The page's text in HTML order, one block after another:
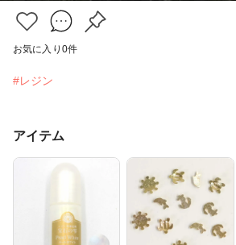
お気に入り 0件
#レジン
アイテム